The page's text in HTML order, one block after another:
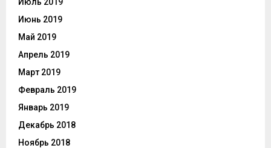
Июнь 2019
Май 2019
Апрель 2019
Март 2019
Февраль 2019
Январь 2019
Декабрь 2018
Ноябрь 2018